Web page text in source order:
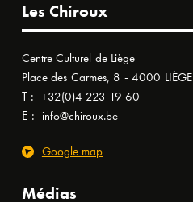
Les Chiroux
Centre Culturel de Liège
Place des Carmes, 8 - 4000 LIÈGE
T : +32(0)4 223 19 60
E : info@chiroux.be
Google map
Médias